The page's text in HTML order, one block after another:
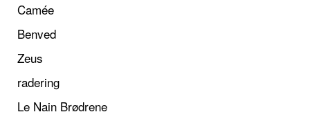
Camée
Benved
Zeus
radering
Le Nain Brødrene